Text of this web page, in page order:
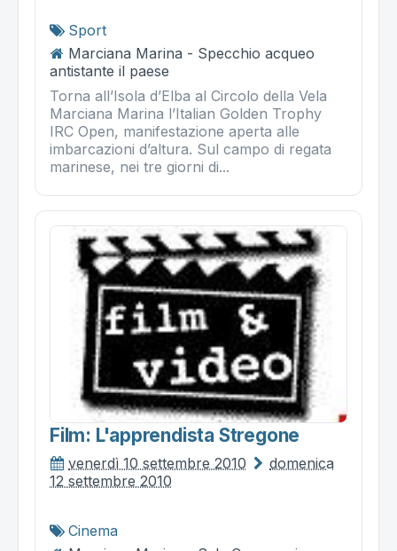
Sport
Marciana Marina - Specchio acqueo
antistante il paese
Torna all’Isola d’Elba al Circolo della Vela
Marciana Marina l’Italian Golden Trophy
IRC Open, manifestazione aperta alle
imbarcazioni d’altura. Sul campo di regata
marinese, nei tre giorni di...
Film: L'apprendista Stregone
venerdì 10 settembre 2010
domenica
12 settembre 2010
Cinema